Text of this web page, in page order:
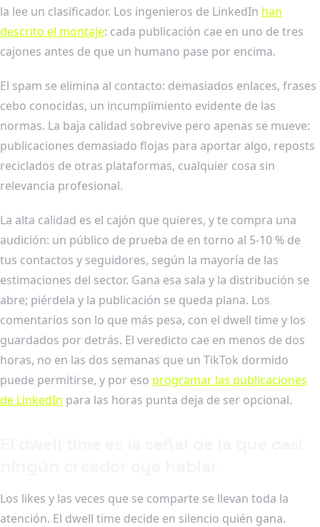
la lee un clasificador. Los ingenieros de LinkedIn han
descrito el montaje: cada publicación cae en uno de tres
cajones antes de que un humano pase por encima.
El spam se elimina al contacto: demasiados enlaces, frases
cebo conocidas, un incumplimiento evidente de las
normas. La baja calidad sobrevive pero apenas se mueve:
publicaciones demasiado flojas para aportar algo, reposts
reciclados de otras plataformas, cualquier cosa sin
relevancia profesional.
La alta calidad es el cajón que quieres, y te compra una
audición: un público de prueba de en torno al 5-10 % de
tus contactos y seguidores, según la mayoría de las
estimaciones del sector. Gana esa sala y la distribución se
abre; piérdela y la publicación se queda plana. Los
comentarios son lo que más pesa, con el dwell time y los
guardados por detrás. El veredicto cae en menos de dos
horas, no en las dos semanas que un TikTok dormido
puede permitirse, y por eso programar las publicaciones
de LinkedIn para las horas punta deja de ser opcional.
Los likes y las veces que se comparte se llevan toda la
atención. El dwell time decide en silencio quién gana.